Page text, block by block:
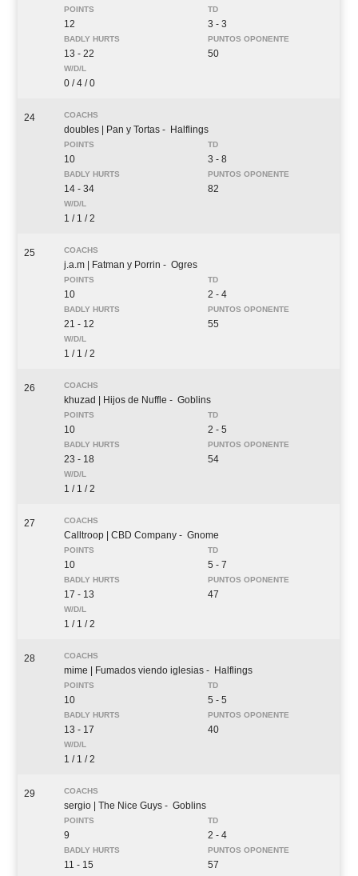
12 3 - 3
13 - 22 50
0 / 4 / 0
24
doubles | Pan y Tortas - Halflings
10 3 - 8
14 - 34 82
1 / 1 / 2
25
j.a.m | Fatman y Porrin - Ogres
10 2 - 4
21 - 12 55
1 / 1 / 2
26
khuzad
| Hijos de Nuffle - Goblins
10 2 - 5
23 - 18 54
1 / 1 / 2
27
Calltroop | CBD Company - Gnome
10 5 - 7
17 - 13 47
1 / 1 / 2
28
mime | Fumados viendo iglesias - Halflings
10 5 - 5
13 - 17 40
1 / 1 / 2
29
sergio | The Nice Guys - Goblins
9 2 - 4
11 - 15 57